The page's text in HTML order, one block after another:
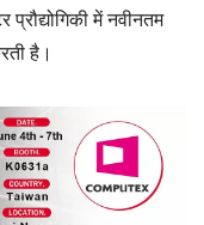
में नवीनतम
है।